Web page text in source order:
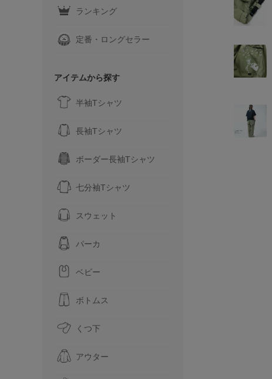
ランキング
定番・ロングセラー
アイテムから探す
半袖Tシャツ
長袖Tシャツ
ボーダー長袖Tシャツ
七分袖Tシャツ
スウェット
パーカ
ベビー
ボトムス
くつ下
アウター